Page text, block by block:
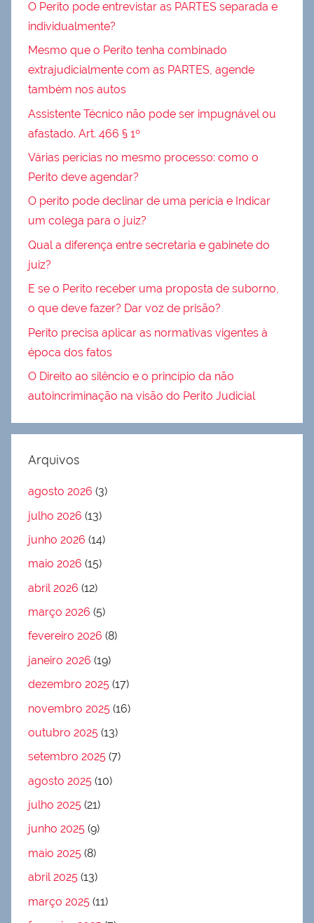
O Perito pode entrevistar as PARTES separada e
individualmente?
Mesmo que o Perito tenha combinado
extrajudicialmente com as PARTES, agende
também nos autos
Assistente Técnico não pode ser impugnável ou
afastado. Art. 466 § 1º
Várias perícias no mesmo processo: como o
Perito deve agendar?
O perito pode declinar de uma perícia e Indicar
um colega para o juiz?
Qual a diferença entre secretaria e gabinete do
juiz?
E se o Perito receber uma proposta de suborno,
o que deve fazer? Dar voz de prisão?
Perito precisa aplicar as normativas vigentes à
época dos fatos
O Direito ao silêncio e o princípio da não
autoincriminação na visão do Perito Judicial
Arquivos
agosto 2026 (3)
julho 2026 (13)
junho 2026 (14)
maio 2026 (15)
abril 2026 (12)
março 2026 (5)
fevereiro 2026 (8)
janeiro 2026 (19)
dezembro 2025 (17)
novembro 2025 (16)
outubro 2025 (13)
setembro 2025 (7)
agosto 2025 (10)
julho 2025 (21)
junho 2025 (9)
maio 2025 (8)
abril 2025 (13)
março 2025 (11)